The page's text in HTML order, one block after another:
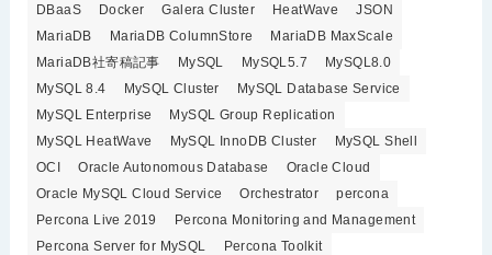
DBaaS
Docker Galera Cluster HeatWave
JSON
MariaDB
MariaDB ColumnStore
MariaDB MaxScale
MariaDB社寄稿記事
MySQL MySQL5.7
MySQL8.0
MySQL 8.4
MySQL Cluster
MySQL Database Service
MySQL Enterprise
MySQL Group Replication
MySQL HeatWave
MySQL InnoDB Cluster
MySQL Shell
OCI
Oracle Autonomous Database
Oracle Cloud
Oracle MySQL Cloud Service
Orchestrator
percona
Percona Live 2019
Percona Monitoring and Management
Percona Server for MySQL
Percona Toolkit